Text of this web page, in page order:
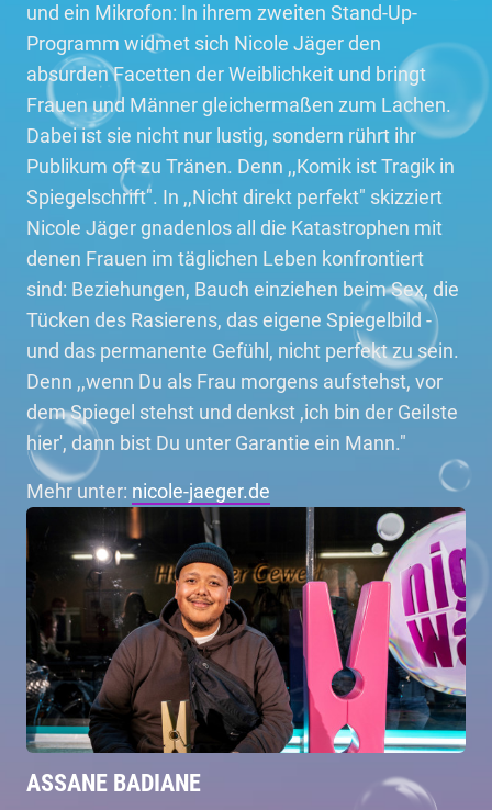
und ein Mikrofon: In ihrem zweiten Stand-Up-
Programm widmet sich Nicole Jäger den
absurden Facetten der Weiblichkeit und bringt
Frauen und Männer gleichermaßen zum Lachen.
Dabei ist sie nicht nur lustig, sondern rührt ihr
Publikum oft zu Tränen. Denn ,,Komik ist Tragik in
Spiegelschrift". In ,,Nicht direkt perfekt" skizziert
Nicole Jäger gnadenlos all die Katastrophen mit
denen Frauen im täglichen Leben konfrontiert
sind: Beziehungen, Bauch einziehen beim Sex, die
Tücken des Rasierens, das eigene Spiegelbild -
und das permanente Gefühl, nicht perfekt zu sein.
Denn ,,wenn Du als Frau morgens aufstehst, vor
dem Spiegel stehst und denkst ,ich bin der Geilste
hier', dann bist Du unter Garantie ein Mann."
Mehr unter: nicole-jaeger.de
ASSANE BADIANE